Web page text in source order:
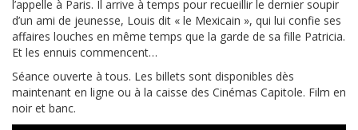
l’appelle à Paris. Il arrive à temps pour recueillir le dernier soupir
d’un ami de jeunesse, Louis dit « le Mexicain », qui lui confie ses
affaires louches en même temps que la garde de sa fille Patricia.
Et les ennuis commencent…
Séance ouverte à tous. Les billets sont disponibles dès
maintenant en ligne ou à la caisse des Cinémas Capitole. Film en
noir et banc.